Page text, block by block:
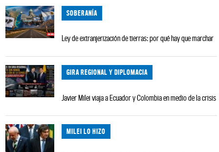
SOBERANÍA
Ley de extranjerización de tierras: por qué hay que marchar
GIRA REGIONAL Y DIPLOMACIA
Javier Milei viaja a Ecuador y Colombia en medio de la crisis
MILEI LO HIZO